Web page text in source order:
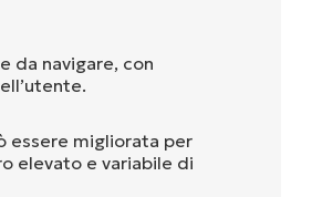
da navigare, con
essere migliorata per
elevato e variabile di